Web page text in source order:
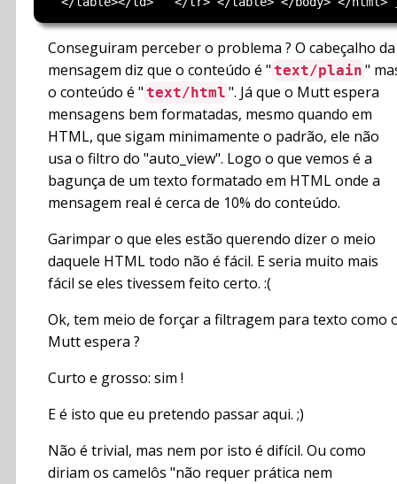
Conseguiram perceber o problema ? O cabeçalho da
mensagem diz que o conteúdo é " text/plain "
o conteúdo é " text/html ". Já que o Mutt espera
mensagens bem formatadas, mesmo quando em
HTML, que sigam minimamente o padrão, ele não
usa o filtro do "auto_view". Logo o que vemos é a
bagunça de um texto formatado em HTML onde a
mensagem real é cerca de 10% do conteúdo.
Garimpar o que eles estão querendo dizer o meio
daquele HTML todo não é fácil. E seria muito mais
fácil se eles tivessem feito certo. :(
Ok, tem meio de forçar a filtragem para texto como
Mutt espera ?
Curto e grosso: sim !
E é isto que eu pretendo passar aqui. ;)
Não é trivial, mas nem por isto é difícil. Ou como
diriam os camelôs "não requer prática nem